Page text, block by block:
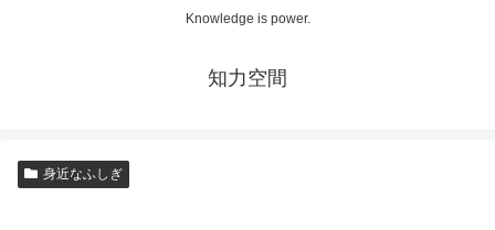
Knowledge is power.
知力空間
身近なふしぎ